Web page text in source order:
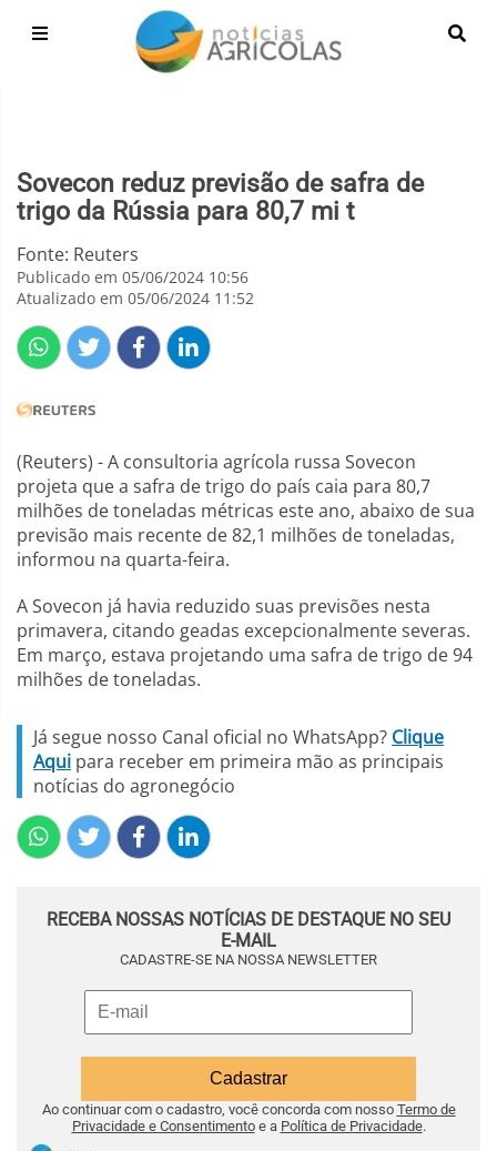
Sovecon reduz previsão de safra de
trigo da Rússia para 80,7 mi t
Fonte: Reuters
Publicado em 05/06/2024 10:56
Atualizado em 05/06/2024 11:52
(Reuters) - A consultoria agrícola russa Sovecon
projeta que a safra de trigo do país caia para 80,7
milhões de toneladas métricas este ano, abaixo de sua
previsão mais recente de 82,1 milhões de toneladas,
informou na quarta-feira.
A Sovecon já havia reduzido suas previsões nesta
primavera, citando geadas excepcionalmente severas.
Em março, estava projetando uma safra de trigo de 94
milhões de toneladas.
Já segue nosso Canal oficial no WhatsApp? Clique
Aqui para receber em primeira mão as principais
notícias do agronegócio
RECEBA NOSSAS NOTÍCIAS DE DESTAQUE NO SEU
E-MAIL
CADASTRE-SE NA NOSSA NEWSLETTER
Ao continuar com o cadastro, você concorda com nosso Termo de
Privacidade e Consentimentoe a Política de Privacidade.